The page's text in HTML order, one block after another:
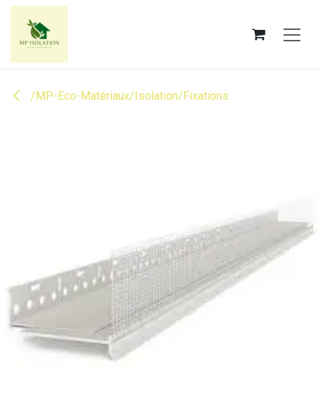
Se rendre au contenu
/MP-Eco-Matériaux/Isolation/Fixations